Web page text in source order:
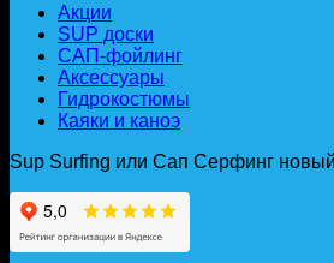
Акции
SUP доски
САП-фойлинг
Аксессуары
Гидрокостюмы
Каяки и каноэ
Sup Surfing или Сап Серфинг